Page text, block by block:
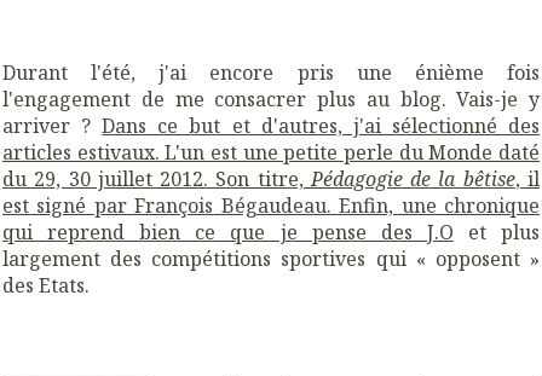
Durant l'été, j'ai encore pris une énième fois
l'engagement de me consacrer plus au blog. Vais-je y
arriver ?Dans ce but et d'autres, j'ai sélectionné des
articles estivaux. L'un est une petite perle du Monde daté
du 29, 30 juillet 2012. Son titre,Pédagogie de la bêtise, il
est signé par François Bégaudeau. Enfin, une chronique
qui reprend bien ce que je pense des J.O et plus
largement des compétitions sportives qui « opposent »
des Etats.